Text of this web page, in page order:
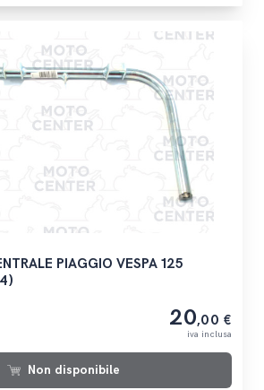
PIAGGIO VESPA 125
20,00 €
iva inclusa
Non disponibile